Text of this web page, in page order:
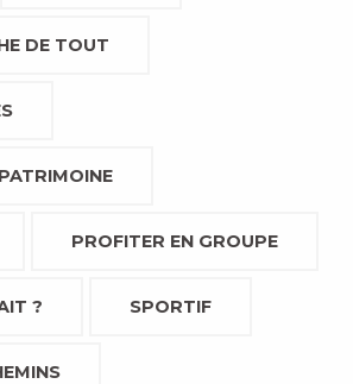
DE TOUT
PROFITER EN GROUPE
? SPORTIF